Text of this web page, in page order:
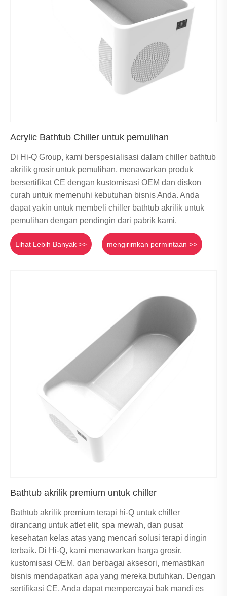
Acrylic Bathtub Chiller untuk pemulihan
Di Hi-Q Group, kami berspesialisasi dalam chiller bathtub
akrilik grosir untuk pemulihan, menawarkan produk
bersertifikat CE dengan kustomisasi OEM dan diskon
curah untuk memenuhi kebutuhan bisnis Anda. Anda
dapat yakin untuk membeli chiller bathtub akrilik untuk
pemulihan dengan pendingin dari pabrik kami.
Lihat Lebih Banyak >> mengirimkan permintaan >>
Bathtub akrilik premium untuk chiller
Bathtub akrilik premium terapi hi-Q untuk chiller
dirancang untuk atlet elit, spa mewah, dan pusat
kesehatan kelas atas yang mencari solusi terapi dingin
terbaik. Di Hi-Q, kami menawarkan harga grosir,
kustomisasi OEM, dan berbagai aksesori, memastikan
bisnis mendapatkan apa yang mereka butuhkan. Dengan
sertifikasi CE, Anda dapat mempercayai bak mandi es